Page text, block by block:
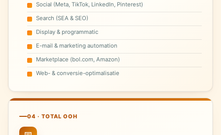
Social (Meta, TikTok, LinkedIn, Pinterest)
Search (SEA & SEO)
Display & programmatic
E-mail & marketing automation
Marketplace (bol.com, Amazon)
Web- & conversie-optimalisatie
04 · TOTAL OOH